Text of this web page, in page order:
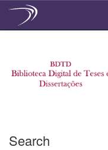
Search